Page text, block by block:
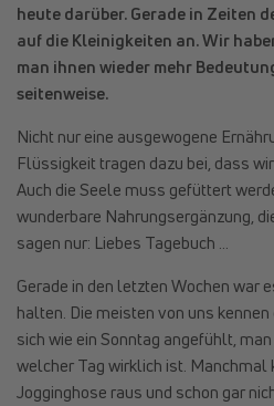
heute darüber. Gerade in Zeiten
auf die Kleinigkeiten an. Wir
man ihnen wieder mehr
seitenweise.
Nicht nur eine ausgewogene
Flüssigkeit tragen dazu bei, dass
Auch die Seele muss gefüttert
wunderbare Nahrungsergänzung,
sagen nur: Liebes Tagebuch …
Gerade in den letzten Wochen war
halten. Die meisten von uns
sich wie ein Sonntag angefühlt,
welcher Tag wirklich ist. Manchmal
Jogginghose raus und schon gar